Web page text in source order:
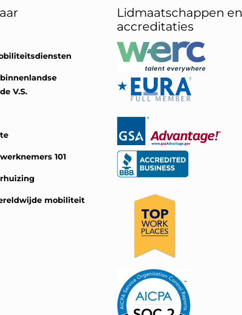
V.S.
101
mobiliteit
Lidmaatschappen en
accreditaties